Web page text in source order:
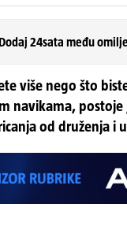
24sata među
više nego što
navikama,
od druženja i